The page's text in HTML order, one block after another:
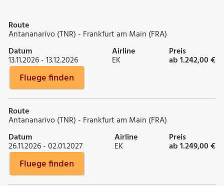
Route
Antananarivo (TNR) - Frankfurt am Main (FRA)
Datum
13.11.2026 - 13.12.2026
Airline
EK
Preis
ab 1.242,00 €
Fluege finden
Route
Antananarivo (TNR) - Frankfurt am Main (FRA)
Datum
26.11.2026 - 02.01.2027
Airline
EK
Preis
ab 1.249,00 €
Fluege finden